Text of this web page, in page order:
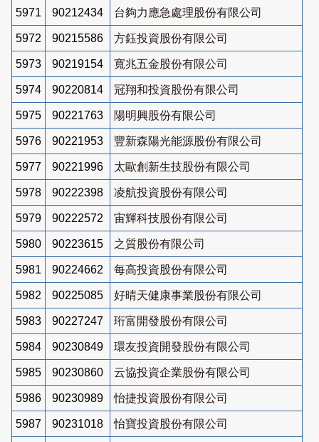
5971 90212434 台夠力應急處理股份有限公司
5972 90215586 方鈺投資股份有限公司
5973 90219154 寬兆五金股份有限公司
5974 90220814 冠翔和投資股份有限公司
5975 90221763 陽明興股份有限公司
5976 90221953 豐新森陽光能源股份有限公司
5977 90221996 太歐創新生技股份有限公司
5978 90222398 凌航投資股份有限公司
5979 90222572 宙輝科技股份有限公司
5980 90223615 之質股份有限公司
5981 90224662 每高投資股份有限公司
5982 90225085 好晴天健康事業股份有限公司
5983 90227247 珩富開發股份有限公司
5984 90230849 環友投資開發股份有限公司
5985 90230860 云協投資企業股份有限公司
5986 90230989 怡捷投資股份有限公司
5987 90231018 怡寶投資股份有限公司